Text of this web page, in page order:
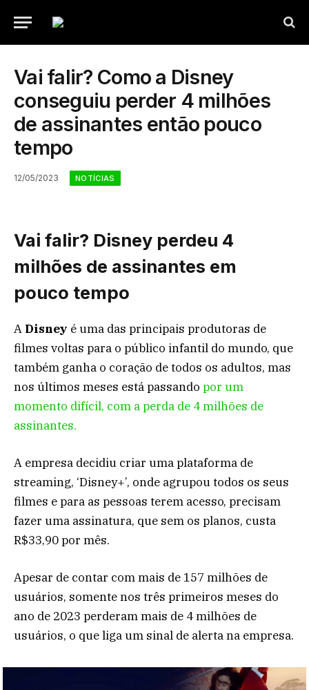
Vai falir? Como a Disney
conseguiu perder 4 milhões
de assinantes então pouco
tempo
12/05/2023 NOTÍCIAS
Vai falir? Disney perdeu 4
milhões de assinantes em
pouco tempo
A Disney é uma das principais produtoras de
filmes voltas para o público infantil do mundo, que
também ganha o coração de todos os adultos, mas
nos últimos meses está passando por um
momento difícil, com a perda de 4 milhões de
assinantes.
A empresa decidiu criar uma plataforma de
streaming, ‘Disney+’, onde agrupou todos os seus
filmes e para as pessoas terem acesso, precisam
fazer uma assinatura, que sem os planos, custa
R$33,90 por mês.
Apesar de contar com mais de 157 milhões de
usuários, somente nos três primeiros meses do
ano de 2023 perderam mais de 4 milhões de
usuários, o que liga um sinal de alerta na empresa.